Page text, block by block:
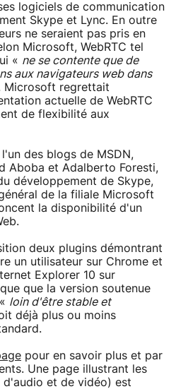
logiciels de communication
Skype et Lync. En outre
ne seraient pas pris en
Microsoft, WebRTC tel
« ne se contente que de
aux navigateurs web dans
Microsoft regrettait
actuelle de WebRTC
de flexibilité aux
des blogs de MSDN,
Aboba et Adalberto Foresti,
développement de Skype,
de la filiale Microsoft
la disponibilité d'un
deux plugins démontrant
un utilisateur sur Chrome et
Explorer 10 sur
que la version soutenue
loin d'être stable et
déjà plus ou moins
pour en savoir plus et par
Une page illustrant les
et de vidéo) est